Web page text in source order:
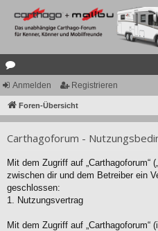
or
en
Anmelden Registrieren
Foren-Übersicht
Carthagoforum -
Mit dem Zugriff auf „Carthagoforum“ („
zwischen dir und dem Betreiber ein
geschlossen:
1. Nutzungsvertrag
Mit dem Zugriff auf „Carthagoforum“